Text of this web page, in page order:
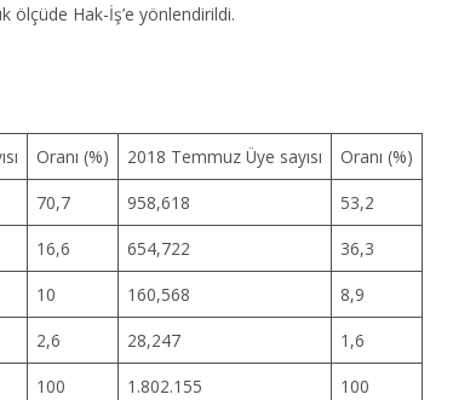
ölçüde Hak-İş’e yönlendirildi.
Oranı (%) 2018 Temmuz Üye sayısı
Oranı (%)
70,7 958,618
53,2
16,6 654,722
36,3
10 160,568
8,9
2,6 28,247
1,6
100 1.802.155
100